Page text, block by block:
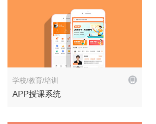
解决方案
学校/教育/培训
APP授课系统